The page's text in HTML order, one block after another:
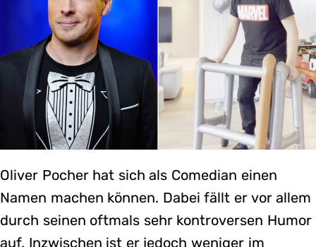
Oliver Pocher hat sich als Comedian einen
Namen machen können. Dabei fällt er vor allem
durch seinen oftmals sehr kontroversen Humor
auf. Inzwischen ist er jedoch weniger im